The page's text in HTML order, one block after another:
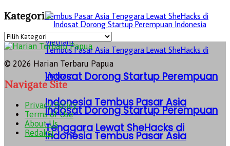
Indosat Dorong Startup Perempuan
Indonesia Tembus Pasar Asia
Tenggara Lewat SheHacks di
Indosat Dorong Startup Perempuan
Indonesia Tembus Pasar Asia
Kategori
Kategori
© 2026 Harian Terbaru Papua
Navigate Site
Privacy Policy
Terms of Use
About Us
Redaksi